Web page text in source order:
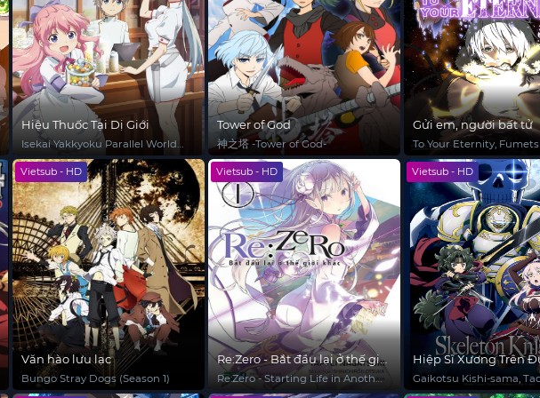
Countryside
Hiệu Thuốc Tại Dị Giới
Isekai Yakkyoku Parallel World
Pharmacy
Tower of God
神之塔 -Tower of God-
Gửi em, người bất tử
To Your Eternity,
Anata e
Vietsub - HD
Văn hào lưu lạc
Bungo Stray Dogs (Season 1)
Vietsub - HD
Re:Zero - Bắt đầu lại ở thế giới
khác
Re:Zero - Starting Life in Another
World
Vietsub - HD
Hiệp Sĩ Xương Trên
Du Hành Đến Thế
Gaikotsu Kishi-sama,
Isekai e Odekakechuu,